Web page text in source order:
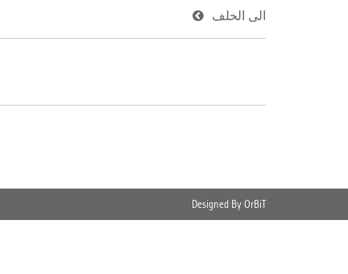
الى الخلف
Designed By OrBiT